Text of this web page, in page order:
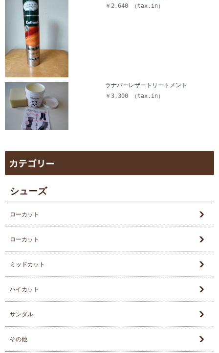
￥2,640 （tax.in）
ラナパーレザートリートメント
￥3,300 （tax.in）
シューズ
ローカット
ローカット
ミッドカット
ハイカット
サンダル
その他